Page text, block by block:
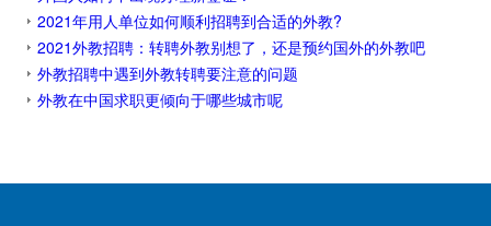
2021年用人单位如何顺利招聘到合适的外教?
2021外教招聘：转聘外教别想了，还是预约国外的外教吧
外教招聘中遇到外教转聘要注意的问题
外教在中国求职更倾向于哪些城市呢